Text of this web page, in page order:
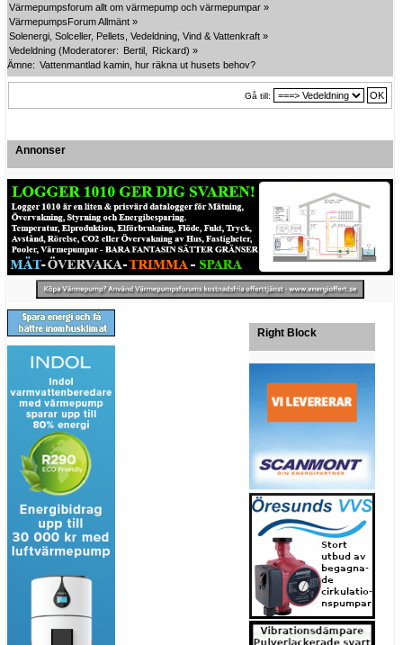
Värmepumpsforum allt om värmepump och värmepumpar »
VärmepumpsForum Allmänt »
Solenergi, Solceller, Pellets, Vedeldning, Vind & Vattenkraft »
Vedeldning (Moderatorer: Bertil Rickard) »
Ämne: Vattenmantlad kamin, hur räkna ut husets behov?
Gå till:
Annonser
Right Block